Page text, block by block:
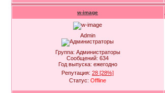
w-image
Admin
Группа: Администраторы
Сообщений: 634
Год выпуска: ежегодно
Репутация: 28 [28%]
Статус: Offline